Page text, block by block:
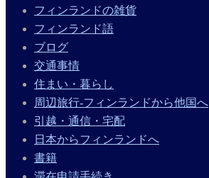
フィンランドの雑貨
フィンランド語
ブログ
交通事情
住まい・暮らし
周辺旅行-フィンランドから他国へ
引越・通信・宅配
日本からフィンランドへ
書籍